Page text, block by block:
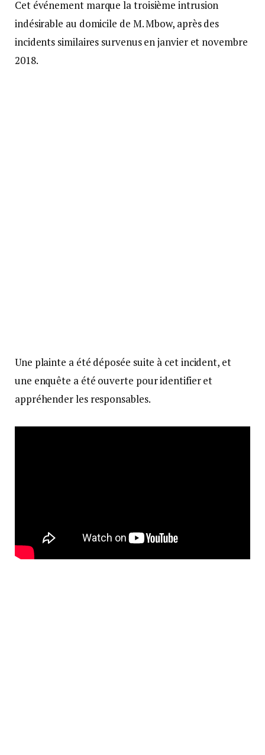
Cet événement marque la troisième intrusion
indésirable au domicile de M. Mbow, après des
incidents similaires survenus en janvier et novembre
2018.
Une plainte a été déposée suite à cet incident, et
une enquête a été ouverte pour identifier et
appréhender les responsables.